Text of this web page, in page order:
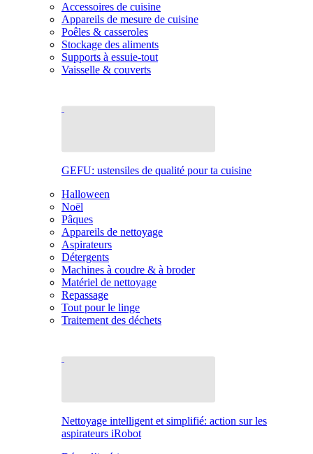
Accessoires de cuisine
Appareils de mesure de cuisine
Poêles & casseroles
Stockage des aliments
Supports à essuie-tout
Vaisselle & couverts
GEFU: ustensiles de qualité pour ta cuisine
Halloween
Noël
Pâques
Appareils de nettoyage
Aspirateurs
Détergents
Machines à coudre & à broder
Matériel de nettoyage
Repassage
Tout pour le linge
Traitement des déchets
Nettoyage intelligent et simplifié: action sur les
aspirateurs iRobot